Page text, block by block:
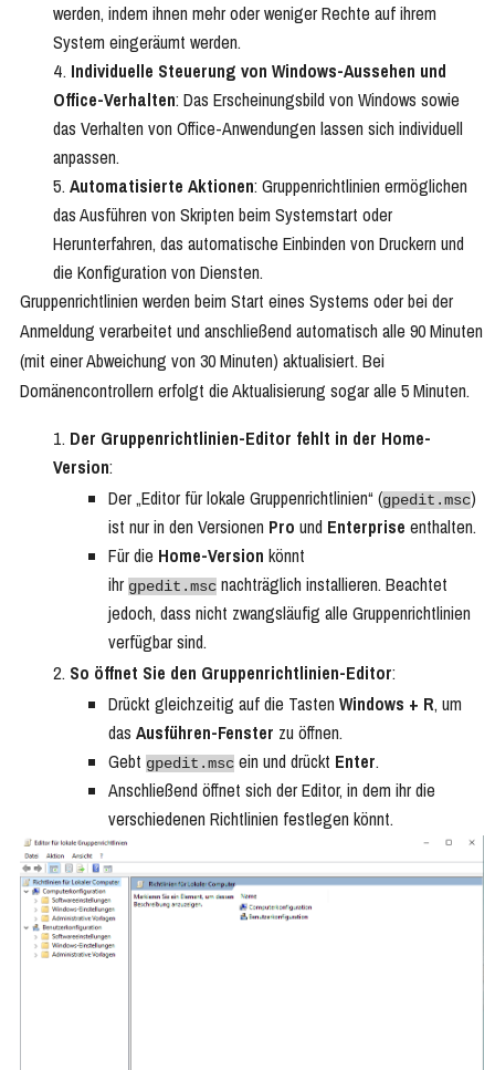
werden, indem ihnen mehr oder weniger Rechte auf ihrem
System eingeräumt werden.
Individuelle Steuerung von Windows-Aussehen und
Office-Verhalten: Das Erscheinungsbild von Windows sowie
das Verhalten von Office-Anwendungen lassen sich individuell
anpassen.
Automatisierte Aktionen: Gruppenrichtlinien ermöglichen
das Ausführen von Skripten beim Systemstart oder
Herunterfahren, das automatische Einbinden von Druckern und
die Konfiguration von Diensten.
Gruppenrichtlinien werden beim Start eines Systems oder bei der
Anmeldung verarbeitet und anschließend automatisch alle 90 Minuten
(mit einer Abweichung von 30 Minuten) aktualisiert. Bei
Domänencontrollern erfolgt die Aktualisierung sogar alle 5 Minuten.
Der Gruppenrichtlinien-Editor fehlt in der Home-
Version:
Der „Editor für lokale Gruppenrichtlinien“ (gpedit.msc)
ist nur in den Versionen Pro und Enterprise enthalten.
Für die Home-Version könnt
ihr gpedit.msc nachträglich installieren. Beachtet
jedoch, dass nicht zwangsläufig alle Gruppenrichtlinien
verfügbar sind.
So öffnet Sie den Gruppenrichtlinien-Editor:
Drückt gleichzeitig auf die Tasten Windows + R, um
das Ausführen-Fenster zu öffnen.
Gebt gpedit.msc ein und drückt Enter.
Anschließend öffnet sich der Editor, in dem ihr die
verschiedenen Richtlinien festlegen könnt.